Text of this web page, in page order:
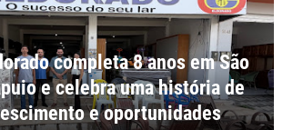
completa 8 anos em São
e celebra uma história de
e oportunidades